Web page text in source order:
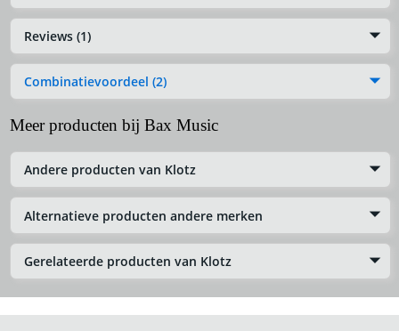
Reviews (1)
Combinatievoordeel (2)
Meer producten bij Bax Music
Andere producten van Klotz
Alternatieve producten andere merken
Gerelateerde producten van Klotz